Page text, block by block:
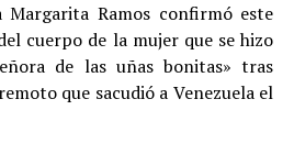
Ramos confirmó este
cuerpo de la mujer que se hizo
de las uñas bonitas» tras
que sacudió a Venezuela el